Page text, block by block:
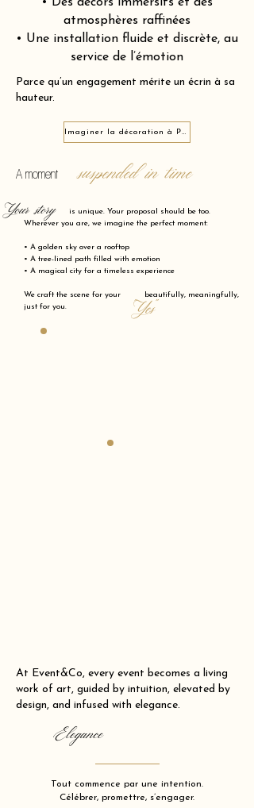
atmosphères raffinées
• Une installation fluide et discrète, au
service de l’émotion
Parce qu’un engagement mérite un écrin à sa
hauteur.
Imaginer la décoration à Picpus 75012
A moment suspended in time
is unique. Your proposal should be too.
Wherever you are, we imagine the perfect moment:
• A golden sky over a rooftop
• A tree-lined path filled with emotion
• A magical city for a timeless experience
We craft the scene for your beautifully, meaningfully,
just for you.
"Yes"
Your story
At Event&Co, every event becomes a living
work of art, guided by intuition, elevated by
design, and infused with elegance.
Elegance
Tout commence par une intention.
Célébrer, promettre, s’engager.